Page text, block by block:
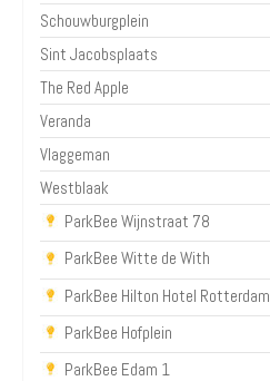
Schouwburgplein
Sint Jacobsplaats
The Red Apple
Veranda
Vlaggeman
Westblaak
ParkBee Wijnstraat 78
ParkBee Witte de With
ParkBee Hilton Hotel Rotterdam
ParkBee Hofplein
ParkBee Edam 1